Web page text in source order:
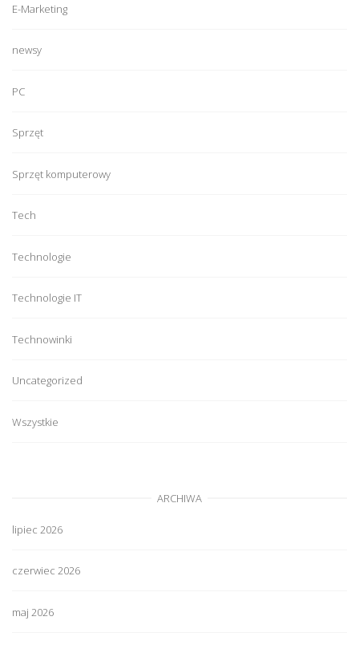
E-Marketing
newsy
PC
Sprzęt
Sprzęt komputerowy
Tech
Technologie
Technologie IT
Technowinki
Uncategorized
Wszystkie
ARCHIWA
lipiec 2026
czerwiec 2026
maj 2026